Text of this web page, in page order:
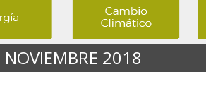
NOVIEMBRE 2018